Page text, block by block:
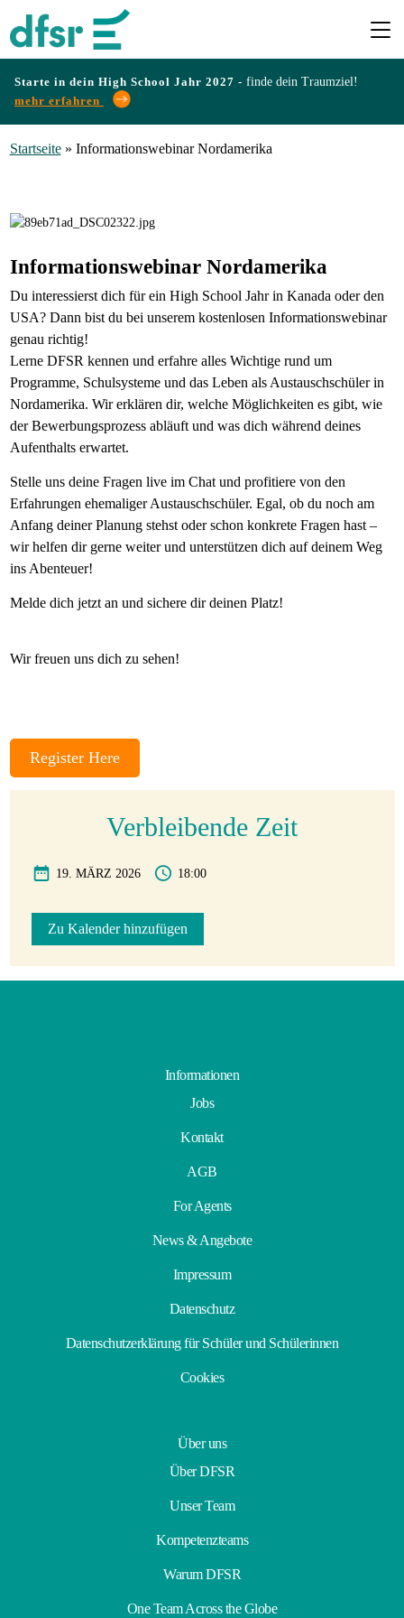
Starte in dein High School Jahr 2027 - finde dein Traumziel!
mehr erfahren
Infos
Erfahrungen
Preise
Gastfamilie
Startseite» Informationswebinar Nordamerika
Informationswebinar Nordamerika
Du interessierst dich für ein High School Jahr in Kanada oder den
USA? Dann bist du bei unserem kostenlosen Informationswebinar
genau richtig!
Lerne DFSR kennen und erfahre alles Wichtige rund um
Programme, Schulsysteme und das Leben als Austauschschüler in
Nordamerika. Wir erklären dir, welche Möglichkeiten es gibt, wie
der Bewerbungsprozess abläuft und was dich während deines
Aufenthalts erwartet.
Stelle uns deine Fragen live im Chat und profitiere von den
Erfahrungen ehemaliger Austauschschüler. Egal, ob du noch am
Anfang deiner Planung stehst oder schon konkrete Fragen hast –
wir helfen dir gerne weiter und unterstützen dich auf deinem Weg
ins Abenteuer!
Melde dich jetzt an und sichere dir deinen Platz!
Wir freuen uns dich zu sehen!
Register Here
Verbleibende Zeit
19. MÄRZ 2026 18:00
Zu Kalender hinzufügen
Informationen
Jobs
Kontakt
AGB
For Agents
News & Angebote
Impressum
Datenschutz
Datenschutzerklärung für Schüler und Schülerinnen
Cookies
Über uns
Über DFSR
Unser Team
Kompetenzteams
Warum DFSR
One Team Across the Globe